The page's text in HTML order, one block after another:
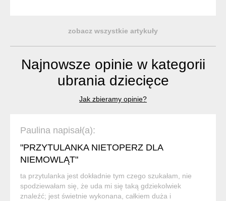
zobacz wszystkie artykuły
Najnowsze opinie w kategorii
ubrania dziecięce
Jak zbieramy opinie?
Paulina napisał(a):
"PRZYTULANKA NIETOPERZ DLA
NIEMOWLĄT"
ta przytulanka jest dokładnie tym czego szukałam, nie
spodziewałam się, że uda mi się taką gdziekolwiek
znaleźć; jest świetnie wykonana, całkiem duża i